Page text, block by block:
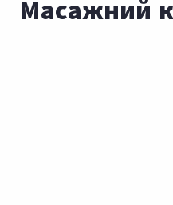
Масажний